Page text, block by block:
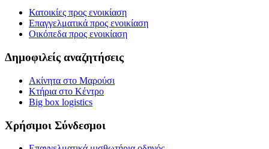
Κατοικίες προς ενοικίαση
Επαγγελματικά προς ενοικίαση
Οικόπεδα προς ενοικίαση
Δημοφιλείς αναζητήσεις
Ακίνητα στο Μαρούσι
Κτήρια στο Κέντρο
Big box logistics
Χρήσιμοι Σύνδεσμοι